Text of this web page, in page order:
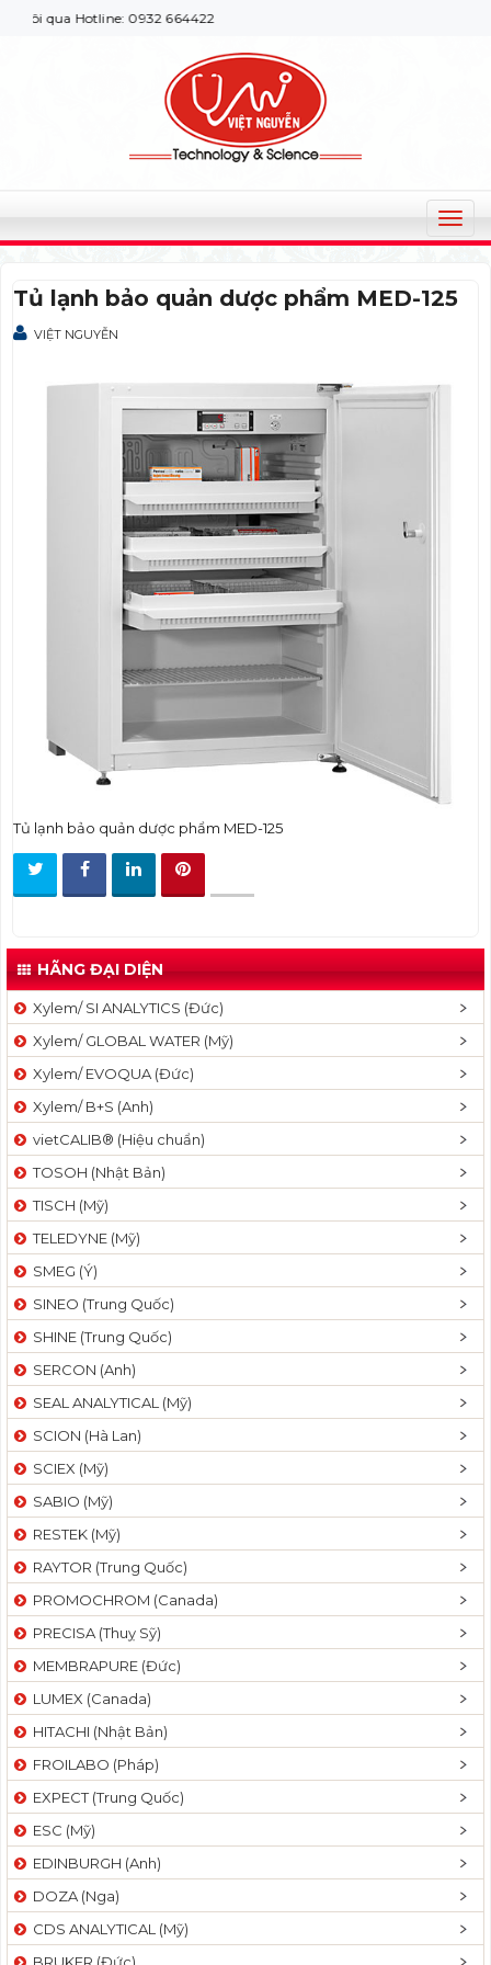
qua Hotline: 0932 664422
T
o
g
Tủ lạnh bảo quản dược phẩm MED-125
VIỆT NGUYỄN
Tủ lạnh bảo quản dược phẩm MED-125
HÃNG ĐẠI DIỆN
Xylem/ SI ANALYTICS (Đức)
Xylem/ GLOBAL WATER (Mỹ)
Xylem/ EVOQUA (Đức)
Xylem/ B+S (Anh)
vietCALIB® (Hiệu chuẩn)
TOSOH (Nhật Bản)
TISCH (Mỹ)
TELEDYNE (Mỹ)
SMEG (Ý)
SINEO (Trung Quốc)
SHINE (Trung Quốc)
SERCON (Anh)
SEAL ANALYTICAL (Mỹ)
SCION (Hà Lan)
SCIEX (Mỹ)
SABIO (Mỹ)
RESTEK (Mỹ)
RAYTOR (Trung Quốc)
PROMOCHROM (Canada)
PRECISA (Thuỵ Sỹ)
MEMBRAPURE (Đức)
LUMEX (Canada)
HITACHI (Nhật Bản)
FROILABO (Pháp)
EXPECT (Trung Quốc)
ESC (Mỹ)
EDINBURGH (Anh)
DOZA (Nga)
CDS ANALYTICAL (Mỹ)
BRUKER (Đức)